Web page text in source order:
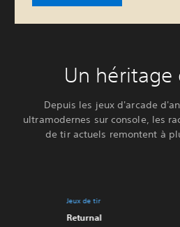
Un héritage
Depuis les jeux d'arcade
ultramodernes sur console, les
de tir actuels remontent à
Jeux de tir
Returnal